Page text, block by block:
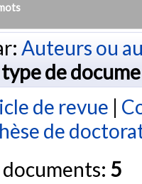
Auteurs ou
type de
de revue |
de
5